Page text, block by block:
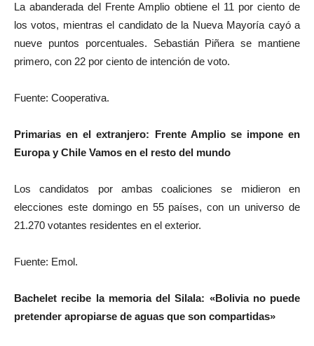
La abanderada del Frente Amplio obtiene el 11 por ciento de
los votos, mientras el candidato de la Nueva Mayoría cayó a
nueve puntos porcentuales. Sebastián Piñera se mantiene
primero, con 22 por ciento de intención de voto.
Fuente: Cooperativa.
Primarias en el extranjero: Frente Amplio se impone en
Europa y Chile Vamos en el resto del mundo
Los candidatos por ambas coaliciones se midieron en
elecciones este domingo en 55 países, con un universo de
21.270 votantes residentes en el exterior.
Fuente: Emol.
Bachelet recibe la memoria del Silala: «Bolivia no puede
pretender apropiarse de aguas que son compartidas»